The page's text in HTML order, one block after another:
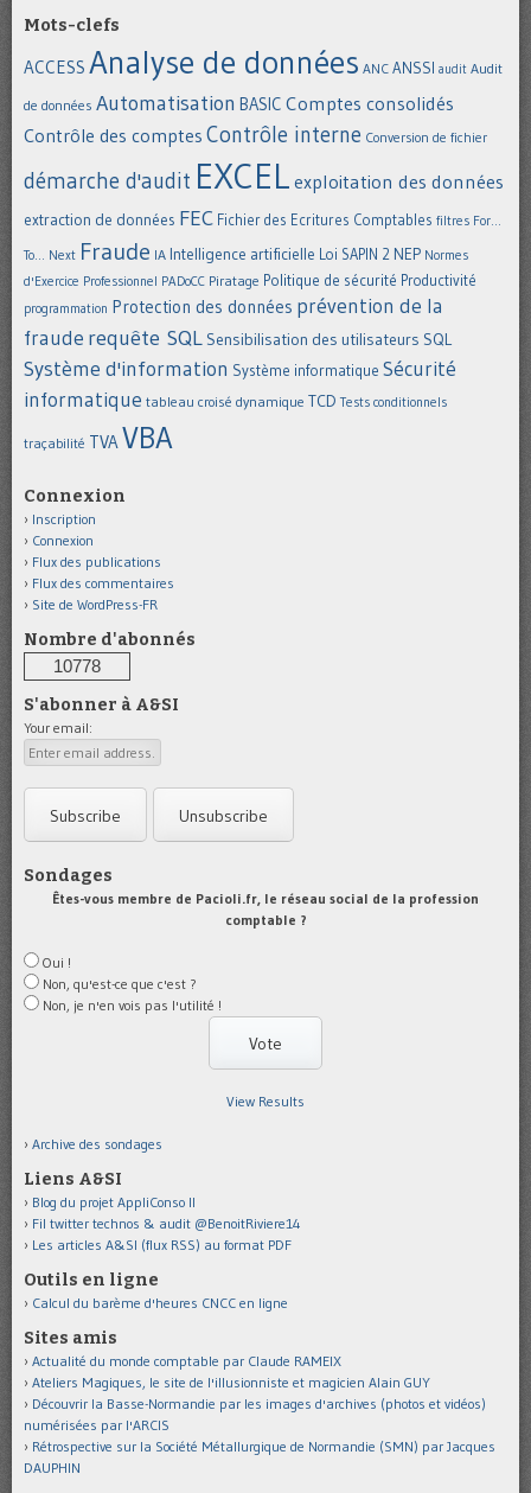
Mots-clefs
ACCESS Analyse de données ANC ANSSI audit Audit
de données Automatisation BASIC Comptes consolidés
Contrôle des comptes Contrôle interne Conversion de fichier
démarche d'audit EXCEL exploitation des données
extraction de données FEC Fichier des Ecritures Comptables filtres For...
To... Next Fraude IA Intelligence artificielle Loi SAPIN 2 NEP Normes
d'Exercice Professionnel PADoCC Piratage Politique de sécurité Productivité
programmation Protection des données prévention de la
fraude requête SQL Sensibilisation des utilisateurs SQL
Système d'information Système informatique Sécurité
informatique tableau croisé dynamique TCD Tests conditionnels
traçabilité TVAVBA
Connexion
Inscription
Connexion
Flux des publications
Flux des commentaires
Site de WordPress-FR
Nombre d'abonnés
10778
S'abonner à A&SI
Your email:
Sondages
Êtes-vous membre de Pacioli.fr, le réseau social de la profession
comptable ?
Oui !
Non, qu'est-ce que c'est ?
Non, je n'en vois pas l'utilité !
View Results
Archive des sondages
Liens A&SI
Blog du projet AppliConso II
Fil twitter technos & audit @BenoitRiviere14
Les articles A&SI (flux RSS) au format PDF
Outils en ligne
Calcul du barème d'heures CNCC en ligne
Sites amis
Actualité du monde comptable par Claude RAMEIX
Ateliers Magiques, le site de l'illusionniste et magicien Alain GUY
Découvrir la Basse-Normandie par les images d'archives (photos et vidéos)
numérisées par l'ARCIS
Rétrospective sur la Société Métallurgique de Normandie (SMN) par Jacques
DAUPHIN